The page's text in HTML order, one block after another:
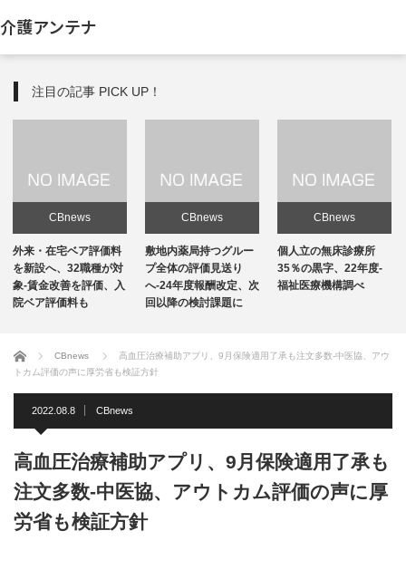
介護アンテナ
注目の記事 PICK UP！
CBnews
敷地内薬局持つグルー
プ全体の評価見送り
へ-24年度報酬改定、次
回以降の検討課題に
CBnews
個人立の無床診療所
35％の黒字、22年度-
福祉医療機構調べ
CBnews
個人立の無床診療所
35％の黒字、22年度-
福祉医療機構調べ
ホーム CBnews
高血圧治療補助アプリ、9月保険適用了承も注文多数-中医協、アウ
トカム評価の声に厚労省も検証方針
2022.08.8 CBnews
高血圧治療補助アプリ、9月保険適用了承も
注文多数-中医協、アウトカム評価の声に厚
労省も検証方針